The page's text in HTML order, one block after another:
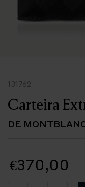
131762
Carteira
DE
€370,00